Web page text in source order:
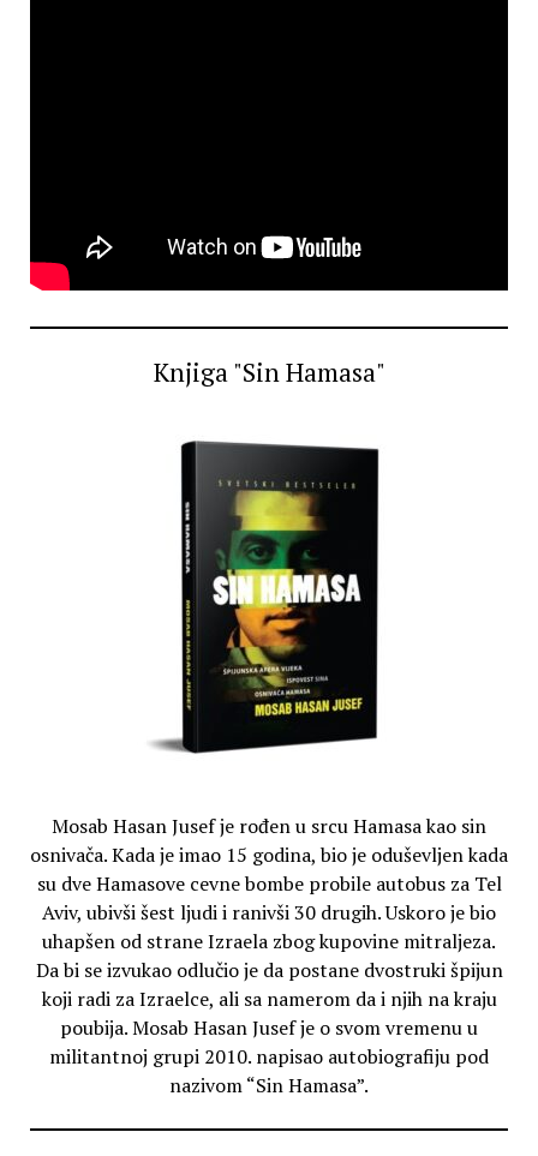
Knjiga "Sin Hamasa"
Mosab Hasan Jusef je rođen u srcu Hamasa kao sin
osnivača. Kada je imao 15 godina, bio je oduševljen kada
su dve Hamasove cevne bombe probile autobus za Tel
Aviv, ubivši šest ljudi i ranivši 30 drugih. Uskoro je bio
uhapšen od strane Izraela zbog kupovine mitraljeza.
Da bi se izvukao odlučio je da postane dvostruki špijun
koji radi za Izraelce, ali sa namerom da i njih na kraju
poubija. Mosab Hasan Jusef je o svom vremenu u
militantnoj grupi 2010. napisao autobiografiju pod
nazivom “Sin Hamasa”.